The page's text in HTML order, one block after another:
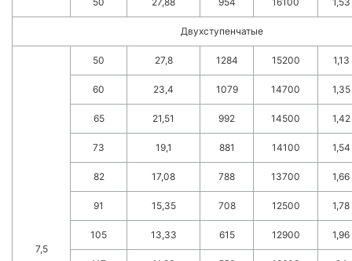
Двухступенчатые
7,5
50 27,8 1284 15200 1,13
60 23,4 1079 14700 1,35
65 21,51 992 14500 1,42
73 19,1 881 14100 1,54
82 17,08 788 13700 1,66
91 15,35 708 12500 1,78
105 13,33 615 12900 1,96